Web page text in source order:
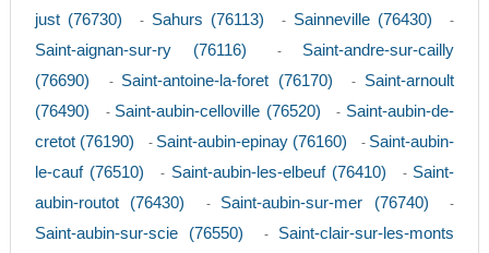
just (76730)
- Sahurs (76113) - Sainneville (76430) -
Saint-aignan-sur-ry (76116) - Saint-andre-sur-cailly
(76690)
- Saint-antoine-la-foret (76170) - Saint-arnoult
(76490)
- Saint-aubin-celloville (76520) - Saint-aubin-de-
cretot (76190)
- Saint-aubin-epinay (76160) - Saint-aubin-
le-cauf (76510)
- Saint-aubin-les-elbeuf (76410) - Saint-
aubin-routot (76430)
- Saint-aubin-sur-mer (76740) -
Saint-aubin-sur-scie (76550) - Saint-clair-sur-les-monts